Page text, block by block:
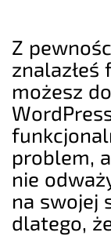
Z
możesz
problem,
nie
na swojej
dlatego,